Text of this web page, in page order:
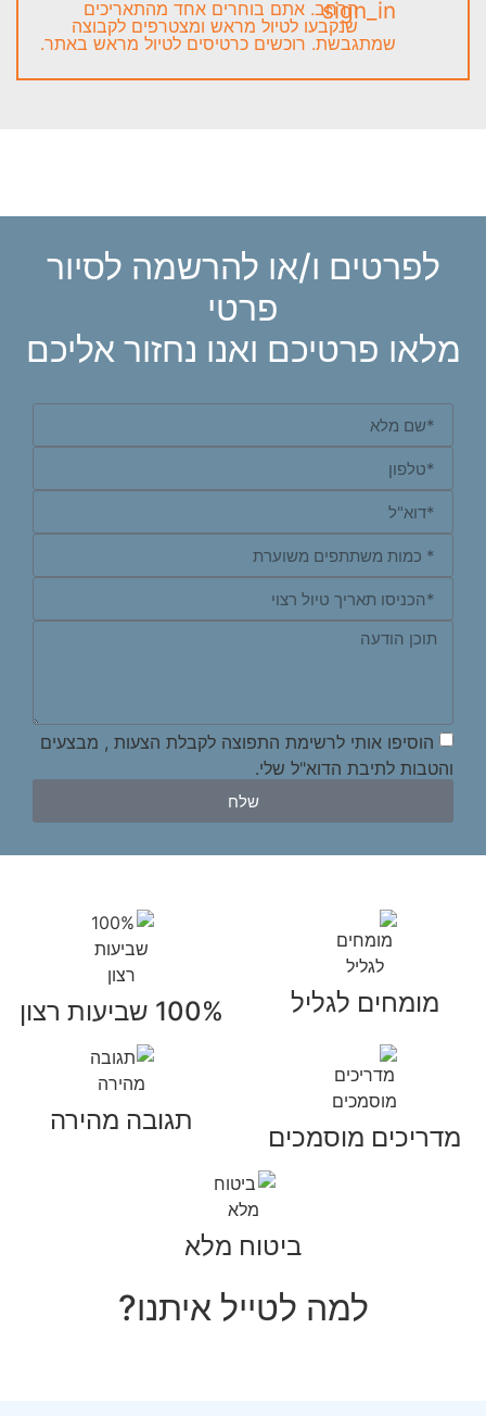
הרחב. אתם בוחרים אחד מהתאריכים
שנקבעו לטיול מראש ומצטרפים לקבוצה
שמתגבשת. רוכשים כרטיסים לטיול מראש באתר.
לפרטים ו/או להרשמה לסיור
פרטי
מלאו פרטיכם ואנו נחזור אליכם
הוסיפו אותי לרשימת התפוצה לקבלת הצעות , מבצעים
והטבות לתיבת הדוא"ל שלי.
שלח
למה לטייל איתנו?
מומחים לגליל 100% שביעות רצון
מדריכים מוסמכים
תגובה מהירה
ביטוח מלא